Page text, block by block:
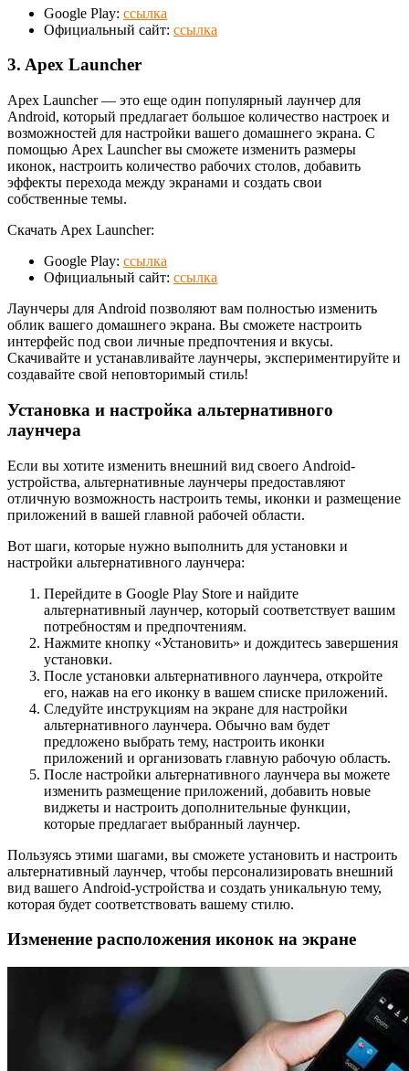
Google Play: ссылка
Официальный сайт: ссылка
3. Apex Launcher
Apex Launcher — это еще один популярный лаунчер для
Android, который предлагает большое количество настроек и
возможностей для настройки вашего домашнего экрана. С
помощью Apex Launcher вы сможете изменить размеры
иконок, настроить количество рабочих столов, добавить
эффекты перехода между экранами и создать свои
собственные темы.
Скачать Apex Launcher:
Google Play: ссылка
Официальный сайт: ссылка
Лаунчеры для Android позволяют вам полностью изменить
облик вашего домашнего экрана. Вы сможете настроить
интерфейс под свои личные предпочтения и вкусы.
Скачивайте и устанавливайте лаунчеры, экспериментируйте и
создавайте свой неповторимый стиль!
Установка и настройка альтернативного
лаунчера
Если вы хотите изменить внешний вид своего Android-
устройства, альтернативные лаунчеры предоставляют
отличную возможность настроить темы, иконки и размещение
приложений в вашей главной рабочей области.
Вот шаги, которые нужно выполнить для установки и
настройки альтернативного лаунчера:
Перейдите в Google Play Store и найдите
альтернативный лаунчер, который соответствует вашим
потребностям и предпочтениям.
Нажмите кнопку «Установить» и дождитесь завершения
установки.
После установки альтернативного лаунчера, откройте
его, нажав на его иконку в вашем списке приложений.
Следуйте инструкциям на экране для настройки
альтернативного лаунчера. Обычно вам будет
предложено выбрать тему, настроить иконки
приложений и организовать главную рабочую область.
После настройки альтернативного лаунчера вы можете
изменить размещение приложений, добавить новые
виджеты и настроить дополнительные функции,
которые предлагает выбранный лаунчер.
Пользуясь этими шагами, вы сможете установить и настроить
альтернативный лаунчер, чтобы персонализировать внешний
вид вашего Android-устройства и создать уникальную тему,
которая будет соответствовать вашему стилю.
Изменение расположения иконок на экране